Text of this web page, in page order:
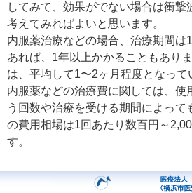
してみて、効果がでない場合は衝撃
考えてみればよいと思います。
内服薬治療などの場合、治療期間は
あれば、1年以上かかることもあり
は、平均して1〜2ヶ月程度となって
内服薬などの治療費に関しては、使
う回数や治療を受ける期間によっ
の費用相場は1回あたり数百円～
す。